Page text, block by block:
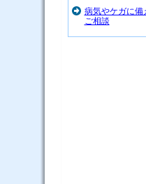
病気やケガに備
ご相談